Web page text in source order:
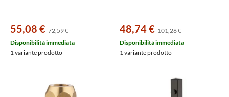
55,08 € 72,59 €
Disponibilità immediata
1 variante prodotto
48,74 € 101,26 €
Disponibilità immediata
1 variante prodotto